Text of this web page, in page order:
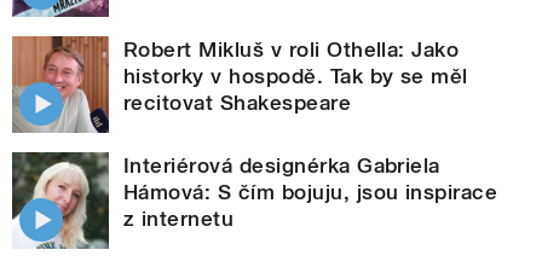
Robert Mikluš v roli Othella: Jako
historky v hospodě. Tak by se měl
recitovat Shakespeare
Interiérová designérka Gabriela
Hámová: S čím bojuju, jsou inspirace
z internetu